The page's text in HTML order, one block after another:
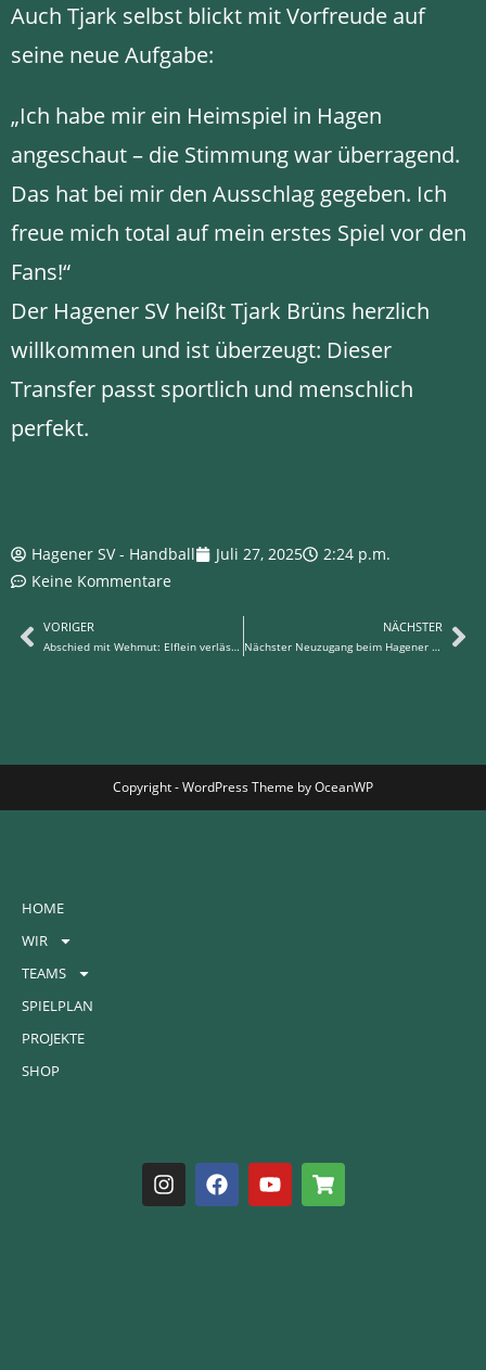
Auch Tjark selbst blickt mit Vorfreude auf
seine neue Aufgabe:
„Ich habe mir ein Heimspiel in Hagen
angeschaut – die Stimmung war überragend.
Das hat bei mir den Ausschlag gegeben. Ich
freue mich total auf mein erstes Spiel vor den
Fans!“
Der Hagener SV heißt Tjark Brüns herzlich
willkommen und ist überzeugt: Dieser
Transfer passt sportlich und menschlich
perfekt.
Hagener SV - Handball Juli 27, 2025
2:24 p.m.
Keine Kommentare
VORIGER
Abschied mit Wehmut: Elflein verlässt den Hagener SV
NÄCHSTER
Nächster Neuzugang beim Hagener SV: Keno Hüllenhagen rückt in die Herren auf
Copyright - WordPress Theme by OceanWP
HOME
WIR
TEAMS
SPIELPLAN
PROJEKTE
SHOP